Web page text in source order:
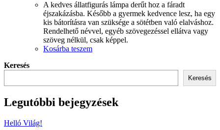
A kedves állatfigurás lámpa derűt hoz a fáradt
éjszakázásba. Később a gyermek kedvence lesz, ha egy
kis bátorításra van szüksége a sötétben való elalváshoz.
Rendelhető névvel, egyéb szövegezéssel ellátva vagy
szöveg nélkül, csak képpel.
Kosárba teszem
Keresés
Keresés
Legutóbbi bejegyzések
Helló Világ!